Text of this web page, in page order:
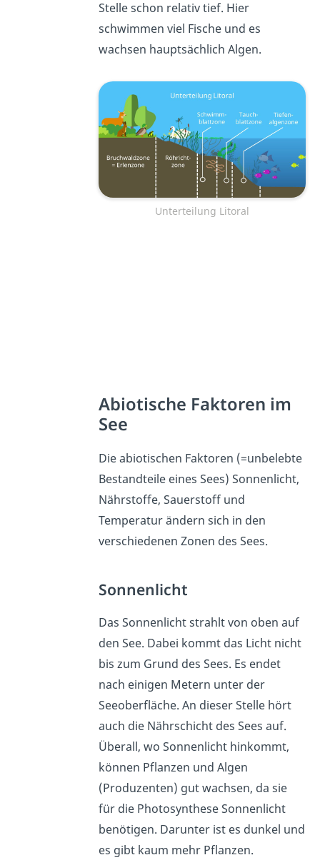
Stelle schon relativ tief. Hier
schwimmen viel Fische und es
wachsen hauptsächlich Algen.
Unterteilung Litoral
Abiotische Faktoren im
See
Die abiotischen Faktoren (=unbelebte
Bestandteile eines Sees) Sonnenlicht,
Nährstoffe, Sauerstoff und
Temperatur ändern sich in den
verschiedenen Zonen des Sees.
Sonnenlicht
Das Sonnenlicht strahlt von oben auf
den See. Dabei kommt das Licht nicht
bis zum Grund des Sees. Es endet
nach einigen Metern unter der
Seeoberfläche. An dieser Stelle hört
auch die Nährschicht des Sees auf.
Überall, wo Sonnenlicht hinkommt,
können Pflanzen und Algen
(Produzenten) gut wachsen, da sie
für die Photosynthese Sonnenlicht
benötigen. Darunter ist es dunkel und
es gibt kaum mehr Pflanzen.